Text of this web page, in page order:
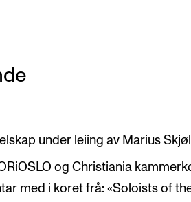
under leiing av Marius
og Christiania
med i koret frå: «Soloists of